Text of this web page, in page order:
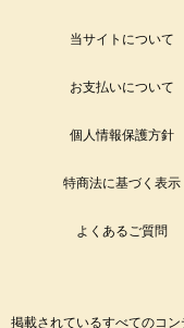
当サイトについて
お支払いについて
個人情報保護方針
特商法に基づく表示
よくあるご質問
掲載されているすべてのコ